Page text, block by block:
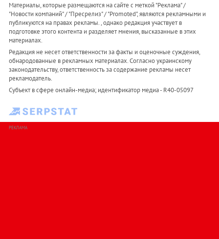
Материалы, которые размещаются на сайте с меткой "Реклама" /
"Новости компаний" / "Пресрелиз" / "Promoted", являются рекламными и
публикуются на правах рекламы. , однако редакция участвует в
подготовке этого контента и разделяет мнения, высказанные в этих
материалах.
Редакция не несет ответственности за факты и оценочные суждения,
обнародованные в рекламных материалах. Согласно украинскому
законодательству, ответственность за содержание рекламы несет
рекламодатель.
Субъект в сфере онлайн-медиа; идентификатор медиа - R40-05097
РЕКЛАМА